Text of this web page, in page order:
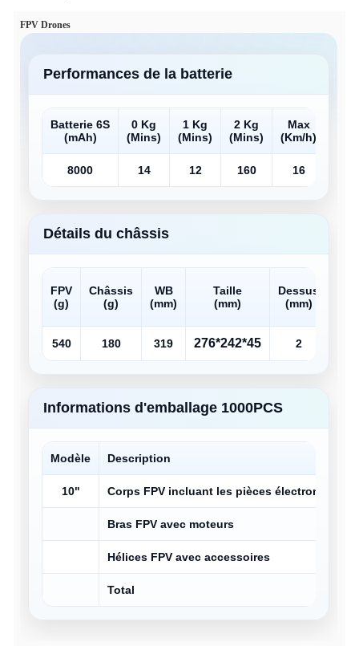
FPV Drones
Performances de la batterie
Batterie 6S
(mAh)
0 Kg
(Mins)
1 Kg
(Mins)
2 Kg
(Mins)
Max
(Km/h)
8000 14 12 160 16
Détails du châssis
FPV
(g)
Châssis
(g)
WB
(mm)
Taille
(mm)
Dessus
(mm)
540 180 319 276*242*45 2
Informations d'emballage 1000PCS
Modèle Description
10" Corps FPV incluant les pièces électroniques
Bras FPV avec moteurs
Hélices FPV avec accessoires
Total